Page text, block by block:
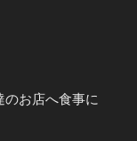
お店へ食事に